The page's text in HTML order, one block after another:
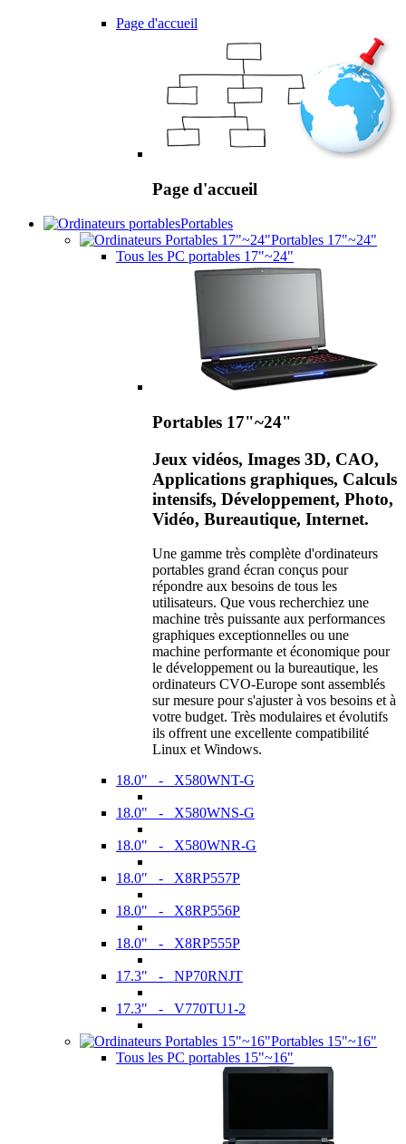
Page d'accueil
Page d'accueil
Portables
Portables 17"~24"
Tous les PC portables 17"~24"
Portables 17"~24"
Jeux vidéos, Images 3D, CAO,
Applications graphiques, Calculs
intensifs, Développement, Photo,
Vidéo, Bureautique, Internet.
Une gamme très complète d'ordinateurs
portables grand écran conçus pour
répondre aux besoins de tous les
utilisateurs. Que vous recherchiez une
machine très puissante aux performances
graphiques exceptionnelles ou une
machine performante et économique pour
le développement ou la bureautique, les
ordinateurs CVO-Europe sont assemblés
sur mesure pour s'ajuster à vos besoins et à
votre budget. Très modulaires et évolutifs
ils offrent une excellente compatibilité
Linux et Windows.
18.0" - X580WNT-G
18.0" - X580WNS-G
18.0" - X580WNR-G
18.0" - X8RP557P
18.0" - X8RP556P
18.0" - X8RP555P
17.3" - NP70RNJT
17.3" - V770TU1-2
Portables 15"~16"
Tous les PC portables 15"~16"